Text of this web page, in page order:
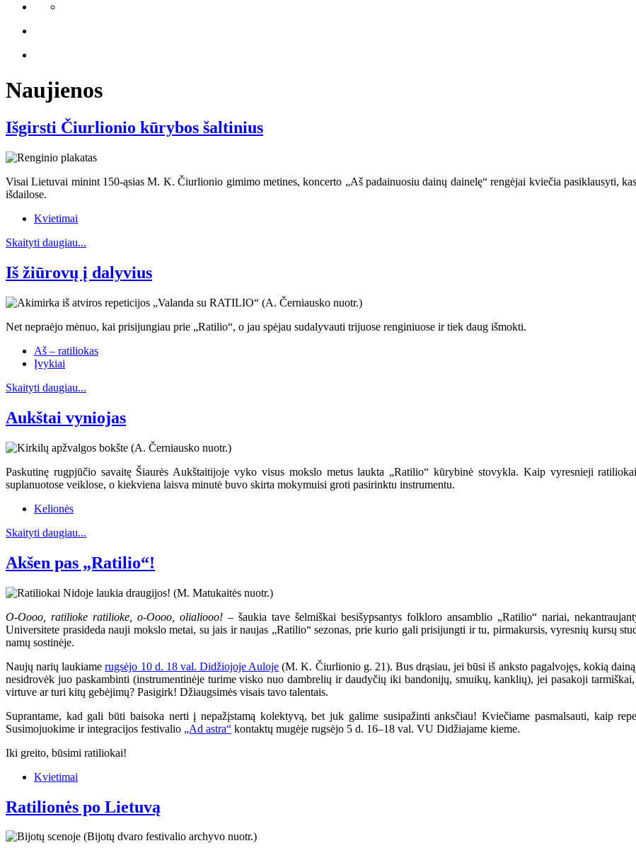
Naujienos
Išgirsti Čiurlionio kūrybos šaltinius
Visai Lietuvai minint 150-ąsias M. K. Čiurlionio gimimo metines, koncerto „Aš padainuosiu dainų dainelę“ rengėjai kviečia pasiklausyti,
išdailose.
Kvietimai
Skaityti daugiau...
Iš žiūrovų į dalyvius
Net nepraėjo mėnuo, kai prisijungiau prie „Ratilio“, o jau spėjau sudalyvauti trijuose renginiuose ir tiek daug išmokti.
Aš – ratiliokas
Įvykiai
Skaityti daugiau...
Aukštai vyniojas
Paskutinę rugpjūčio savaitę Šiaurės Aukštaitijoje vyko visus mokslo metus laukta „Ratilio“ kūrybinė stovykla. Kaip vyresnieji
suplanuotose veiklose, o kiekviena laisva minutė buvo skirta mokymuisi groti pasirinktu instrumentu.
Kelionės
Skaityti daugiau...
Akšen pas „Ratilio“!
O-Oooo, ratilioke ratilioke, o-Oooo, olialiooo! – šaukia tave šelmiškai besišypsantys folkloro ansamblio „Ratilio“ nariai,
Universitete prasideda nauji mokslo metai, su jais ir naujas „Ratilio“ sezonas, prie kurio gali prisijungti ir tu, pirmakursis, vyresnių kursų
namų sostinėje.
Naujų narių laukiamerugsėjo 10 d. 18 val. Didžiojoje Auloje (M. K. Čiurlionio g. 21). Bus drąsiau, jei būsi iš anksto pagalvojęs, kokią
nesidrovėk juo paskambinti (instrumentinėje turime visko nuo dambrelių ir daudyčių iki bandonijų, smuikų, kanklių), jei pasakoji
virtuve ar turi kitų gebėjimų? Pasigirk! Džiaugsimės visais tavo talentais.
Suprantame, kad gali būti baisoka nerti į nepažįstamą kolektyvą, bet juk galime susipažinti anksčiau! Kviečiame pasmalsauti, kaip
Susimojuokime ir integracijos festivalio „Ad astra“ kontaktų mugėje rugsėjo 5 d. 16–18 val. VU Didžiajame kieme.
Iki greito, būsimi ratiliokai!
Kvietimai
Ratilionės po Lietuvą